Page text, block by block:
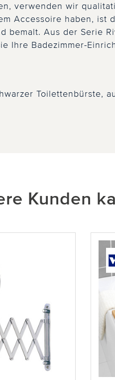
verwenden wir
Accessoire haben, ist
bemalt. Aus der Serie
Ihre Badezimmer-
Toilettenbürste,
Kunden